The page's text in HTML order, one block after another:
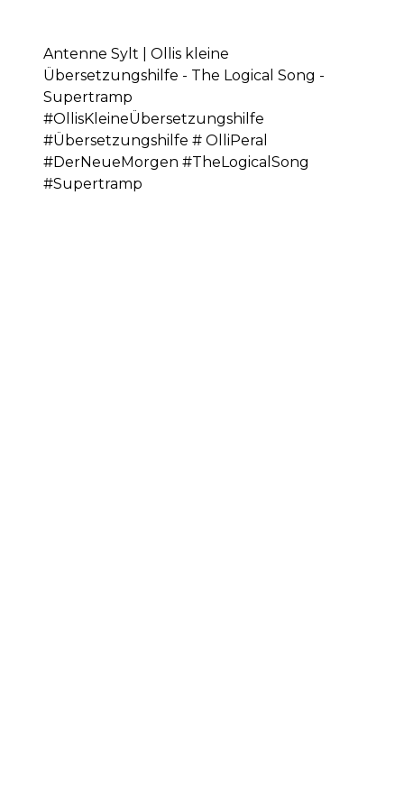
Antenne Sylt | Ollis kleine
Übersetzungshilfe - The Logical Song -
Supertramp
#OllisKleineÜbersetzungshilfe
#Übersetzungshilfe # OlliPeral
#DerNeueMorgen #TheLogicalSong
#Supertramp